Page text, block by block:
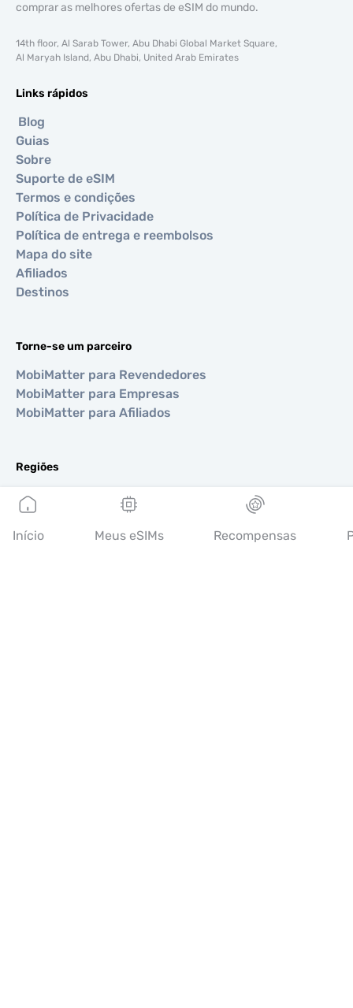
comprar as melhores ofertas de eSIM do mundo.
14th floor, Al Sarab Tower, Abu Dhabi Global Market Square,
Al Maryah Island, Abu Dhabi, United Arab Emirates
Links rápidos
Blog
Guias
Sobre
Suporte de eSIM
Termos e condições
Política de Privacidade
Política de entrega e reembolsos
Mapa do site
Afiliados
Destinos
Torne-se um parceiro
MobiMatter para Revendedores
MobiMatter para Empresas
MobiMatter para Afiliados
Regiões
eSIM para Europa
eSIM para Ásia
eSIM para Américas
Início Meus eSIMs Recompensas